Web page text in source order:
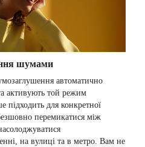
шумами
автоматично
активують той режим
для конкретної
перемикатися між
на вулиці та в метро. Вам не